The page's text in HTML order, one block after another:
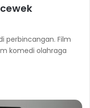
perbincangan. Film
komedi olahraga